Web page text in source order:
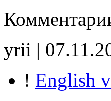
yrii |
! English